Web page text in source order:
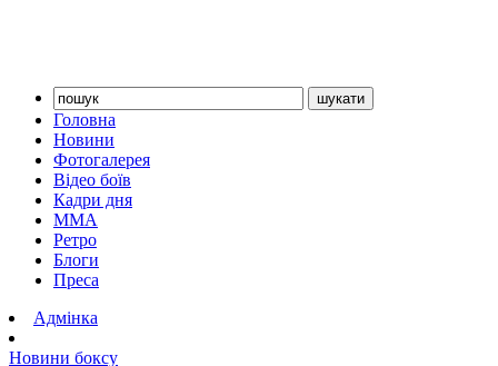
Головна
Новини
Фотогалерея
Відео боїв
Кадри дня
ММА
Ретро
Блоги
Преса
Адмінка
Новини боксу